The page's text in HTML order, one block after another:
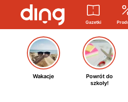
Gazetki
Wakacje
Powrót do
szkoły!